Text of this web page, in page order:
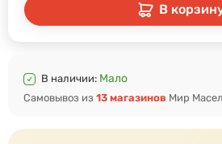
В
В наличии: Мало
Самовывоз из 13 магазинов Мир